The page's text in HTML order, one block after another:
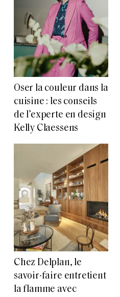
Oser la couleur dans la
cuisine : les conseils
de l’experte en design
Kelly Claessens
Chez Delplan, le
savoir-faire entretient
la flamme avec